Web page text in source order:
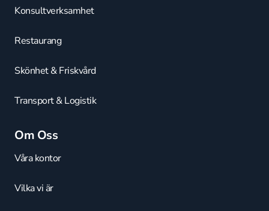
Konsultverksamhet
Restaurang
Skönhet & Friskvård
Transport & Logistik
Om Oss
Våra kontor
Vilka vi är